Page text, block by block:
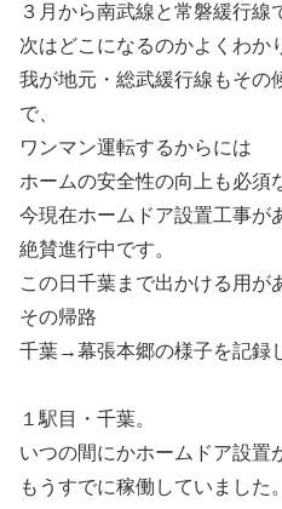
３月から南武線と常磐緩行線
次はどこになるのかよくわか
我が地元・総武緩行線もその
で、
ワンマン運転するからには
ホームの安全性の向上も必須
今現在ホームドア設置工事が
絶賛進行中です。
この日千葉まで出かける用が
その帰路
千葉→幕張本郷の様子を記録
１駅目・千葉。
いつの間にかホームドア設置
もうすでに稼働していました。